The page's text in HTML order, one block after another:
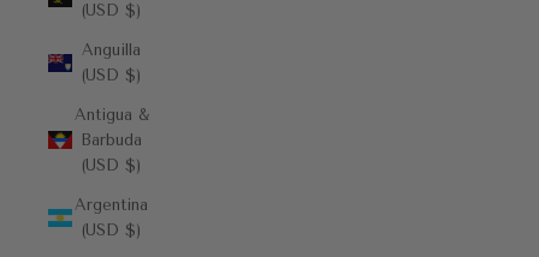
(USD $)
Anguilla
(USD $)
Antigua &
Barbuda
(USD $)
Argentina
(USD $)